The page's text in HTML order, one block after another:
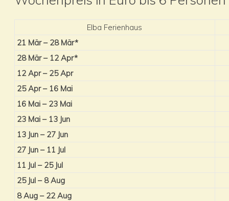
Elba Ferienhaus
21 Mär – 28 Mär*
28 Mär – 12 Apr*
12 Apr – 25 Apr
25 Apr – 16 Mai
16 Mai – 23 Mai
23 Mai – 13 Jun
13 Jun – 27 Jun
27 Jun – 11 Jul
11 Jul – 25 Jul
25 Jul – 8 Aug
8 Aug – 22 Aug